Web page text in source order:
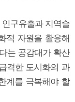
구유출과 지역슬
적 자원을 활용해
는 공감대가 확산
격한 도시화의 과
계를 극복해야 할